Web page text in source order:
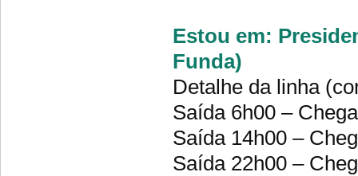
Estou em:
Funda)
Detalhe da linha
Saída 6h00 –
Saída 14h00 –
Saída 22h00 –